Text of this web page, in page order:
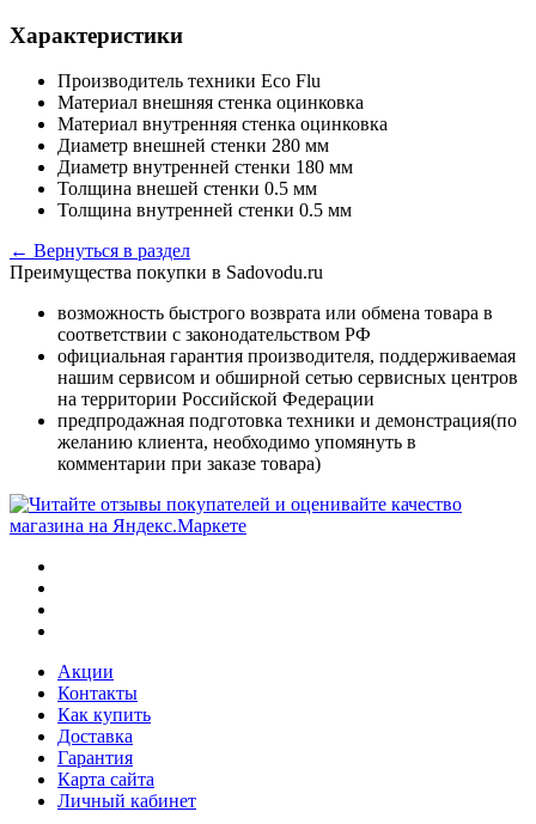
Характеристики
Производитель техники Eco Flu
Материал внешняя стенка оцинковка
Материал внутренняя стенка оцинковка
Диаметр внешней стенки 280 мм
Диаметр внутренней стенки 180 мм
Толщина внешей стенки 0.5 мм
Толщина внутренней стенки 0.5 мм
← Вернуться в раздел
Преимущества покупки в Sadovodu.ru
возможность быстрого возврата или обмена товара в
соответствии с законодательством РФ
официальная гарантия производителя, поддерживаемая
нашим сервисом и обширной сетью сервисных центров
на территории Российской Федерации
предпродажная подготовка техники и демонстрация(по
желанию клиента, необходимо упомянуть в
комментарии при заказе товара)
Акции
Контакты
Как купить
Доставка
Гарантия
Карта сайта
Личный кабинет